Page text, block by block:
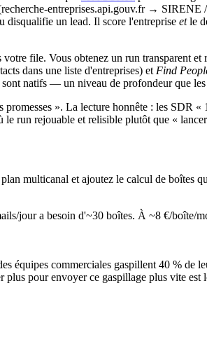
entreprises.api.gouv.fr → SIRENE
disqualifie un lead. Il score l'entreprise etle
votre file. Vous obtenez un run transparent
dans une liste d'entreprises) et Find
natifs — un niveau de profondeur que
». La lecture honnête : les SDR
run rejouable et relisible plutôt que «
multicanal et ajoutez le calcul de boîtes
jour a besoin d'~30 boîtes. À ~8 €/boîte/
équipes commerciales gaspillent 40 % de
plus pour envoyer ce gaspillage plus vite